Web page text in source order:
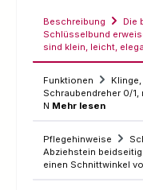
Beschreibung
Die
Schlüsselbund
sind klein, leicht,
Funktionen
Schraubendreher 0/
N Mehr lesen
Pflegehinweise
Abziehstein beidseitig
einen Schnittwinkel